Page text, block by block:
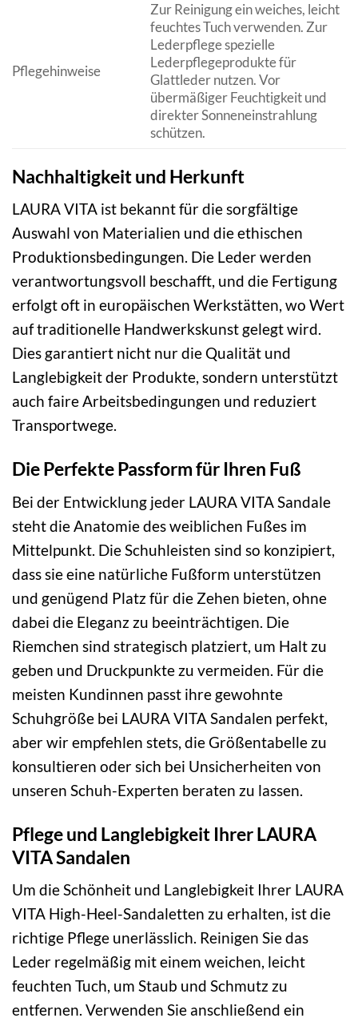
Pflegehinweise
Zur Reinigung ein weiches, leicht
feuchtes Tuch verwenden. Zur
Lederpflege spezielle
Lederpflegeprodukte für
Glattleder nutzen. Vor
übermäßiger Feuchtigkeit und
direkter Sonneneinstrahlung
schützen.
Nachhaltigkeit und Herkunft
LAURA VITA ist bekannt für die sorgfältige
Auswahl von Materialien und die ethischen
Produktionsbedingungen. Die Leder werden
verantwortungsvoll beschafft, und die Fertigung
erfolgt oft in europäischen Werkstätten, wo Wert
auf traditionelle Handwerkskunst gelegt wird.
Dies garantiert nicht nur die Qualität und
Langlebigkeit der Produkte, sondern unterstützt
auch faire Arbeitsbedingungen und reduziert
Transportwege.
Die Perfekte Passform für Ihren Fuß
Bei der Entwicklung jeder LAURA VITA Sandale
steht die Anatomie des weiblichen Fußes im
Mittelpunkt. Die Schuhleisten sind so konzipiert,
dass sie eine natürliche Fußform unterstützen
und genügend Platz für die Zehen bieten, ohne
dabei die Eleganz zu beeinträchtigen. Die
Riemchen sind strategisch platziert, um Halt zu
geben und Druckpunkte zu vermeiden. Für die
meisten Kundinnen passt ihre gewohnte
Schuhgröße bei LAURA VITA Sandalen perfekt,
aber wir empfehlen stets, die Größentabelle zu
konsultieren oder sich bei Unsicherheiten von
unseren Schuh-Experten beraten zu lassen.
Pflege und Langlebigkeit Ihrer LAURA
VITA Sandalen
Um die Schönheit und Langlebigkeit Ihrer LAURA
VITA High-Heel-Sandaletten zu erhalten, ist die
richtige Pflege unerlässlich. Reinigen Sie das
Leder regelmäßig mit einem weichen, leicht
feuchten Tuch, um Staub und Schmutz zu
entfernen. Verwenden Sie anschließend ein